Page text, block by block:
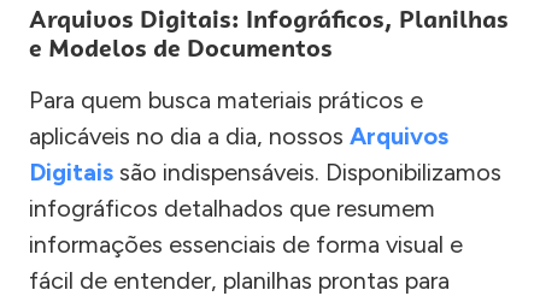
Arquivos Digitais: Infográficos, Planilhas
e Modelos de Documentos
Para quem busca materiais práticos e
aplicáveis no dia a dia, nossos Arquivos
Digitais são indispensáveis. Disponibilizamos
infográficos detalhados que resumem
informações essenciais de forma visual e
fácil de entender, planilhas prontas para